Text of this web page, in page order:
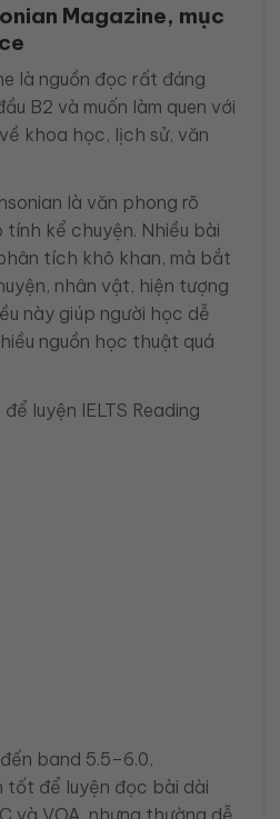
Magazine, mục
là nguồn đọc rất đáng
B2 và muốn làm quen với
khoa học, lịch sử, văn
là văn phong rõ
kể chuyện. Nhiều bài
tích khô khan, mà bắt
nhân vật, hiện tượng
này giúp người học dễ
nguồn học thuật quá
luyện IELTS Reading
band 5.5–6.0,
tốt để luyện đọc bài dài